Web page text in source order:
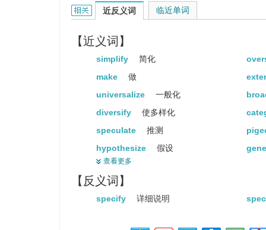
generalize的相关资料：
近反义词
【近义词】
simplify 简化
make
做
universalize
一般化
diversify
使多样化
speculate
推测
hypothesize
假设
a
英语字母表的第一个字母...
popular
in
在 ... 里
查看更多
【反义词】
specify 详细说明
临近单词